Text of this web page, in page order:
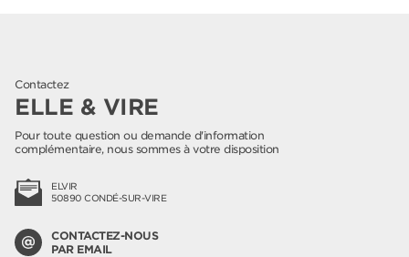
Contactez
ELLE & VIRE
Pour toute question ou demande d'information
complémentaire, nous sommes à votre disposition
ELVIR
50890 CONDÉ-SUR-VIRE
CONTACTEZ-NOUS
PAR EMAIL